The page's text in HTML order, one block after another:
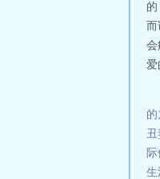
会
爱
丑
生